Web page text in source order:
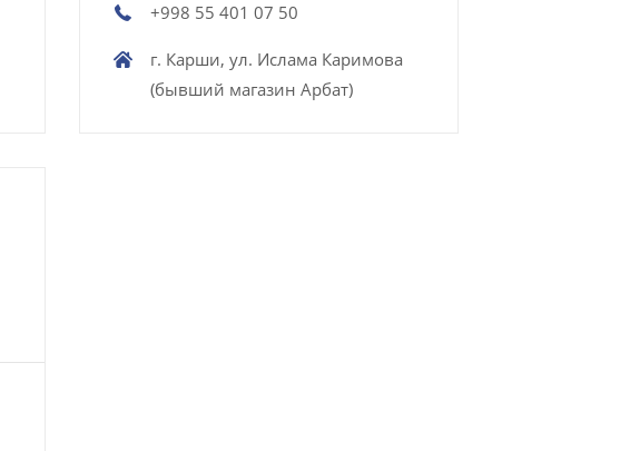
+998 55 401 07 50
г. Карши, ул. Ислама Каримова
(бывший магазин Арбат)